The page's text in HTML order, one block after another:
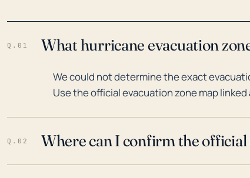
Q.01 What hurricane evacuation
We could not determine the exact
Use the official evacuation zone map
Q.02 Where can I confirm the